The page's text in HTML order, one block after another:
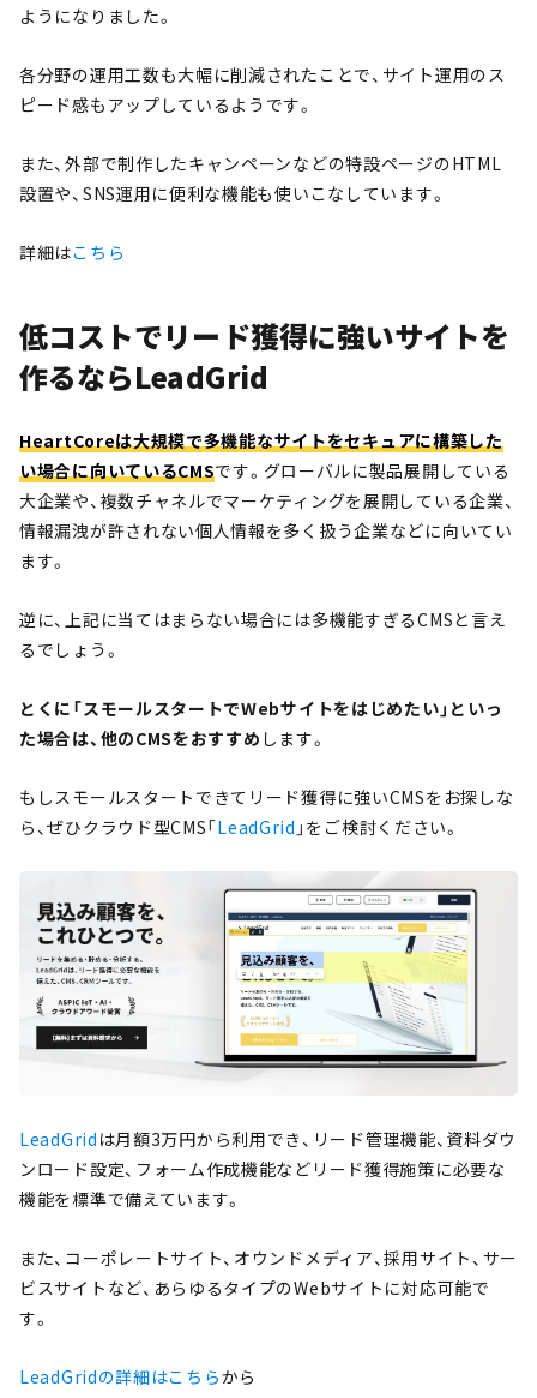
ようになりました。
各分野の運用工数も大幅に削減されたことで、サイト運用のス
ピード感もアップしているようです。
また、外部で制作したキャンペーンなどの特設ページのHTML
設置や、SNS運用に便利な機能も使いこなしています。
詳細はこちら
低コストでリード獲得に強いサイトを
作るならLeadGrid
HeartCoreは大規模で多機能なサイトをセキュアに構築した
い場合に向いているCMSです。グローバルに製品展開している
大企業や、複数チャネルでマーケティングを展開している企業、
情報漏洩が許されない個人情報を多く扱う企業などに向いてい
ます。
逆に、上記に当てはまらない場合には多機能すぎるCMSと言え
るでしょう。
とくに「スモールスタートでWebサイトをはじめたい」といっ
た場合は、他のCMSをおすすめ します。
もしスモールスタートできてリード獲得に強いCMSをお探しな
ら、ぜひクラウド型CMS「LeadGrid 」をご検討ください。
LeadGrid は月額3万円から利用でき、リード管理機能、資料ダウ
ンロード設定、フォーム作成機能などリード獲得施策に必要な
機能を標準で備えています。
また、コーポレートサイト、オウンドメディア、採用サイト、サー
ビスサイトなど、あらゆるタイプのWebサイトに対応可能で
す。
LeadGridの詳細はこちらから